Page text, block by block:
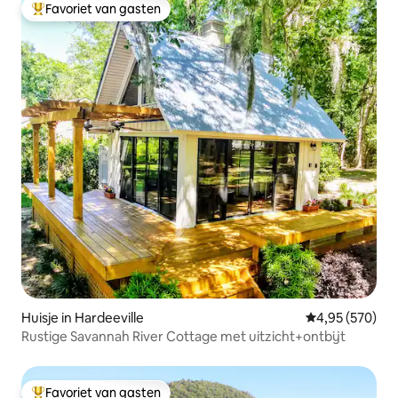
Topfavoriet van gasten
Favoriet van gasten
Huisje in Hardeeville Gemiddelde
4,95 (570)
Rustige Savannah River Cottage met uitzicht+ontbijt
Favoriet van gasten